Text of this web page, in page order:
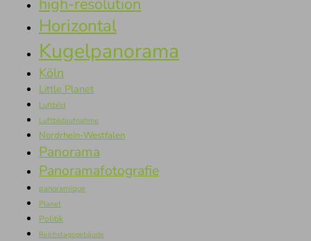
high-resolution
Horizontal
Kugelpanorama
Köln
Little Planet
Luftbild
Luftbildaufnahme
Nordrhein-Westfalen
Panorama
Panoramafotografie
panoramique
Planet
Politik
Reichstagsgebäude